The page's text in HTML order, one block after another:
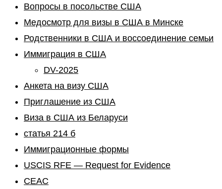
Вопросы в посольстве США
Медосмотр для визы в США в Минске
Родственники в США и воссоединение семьи
Иммиграция в США
DV-2025
Анкета на визу США
Приглашение из США
Виза в США из Беларуси
статья 214 б
Иммиграционные формы
USCIS RFE — Request for Evidence
CEAC